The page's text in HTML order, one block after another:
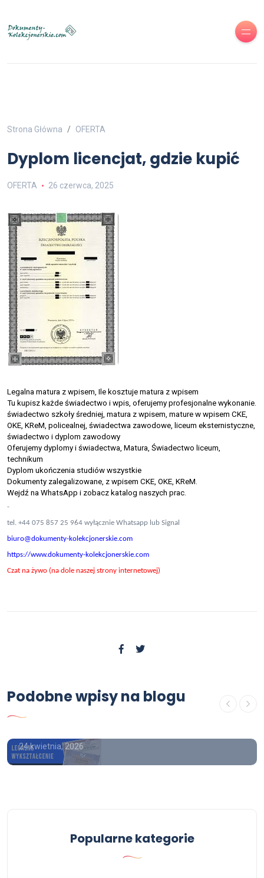
Strona Główna OFERTA
Dyplom licencjat, gdzie kupić
OFERTA 26 czerwca, 2025
Legalna matura z wpisem, Ile kosztuje matura z wpisem
Tu kupisz każde świadectwo i wpis, oferujemy profesjonalne wykonanie.
świadectwo szkoły średniej, matura z wpisem, mature w wpisem CKE,
OKE, KReM, policealnej, świadectwa zawodowe, liceum eksternistyczne,
świadectwo i dyplom zawodowy
Oferujemy dyplomy i świadectwa, Matura, Świadectwo liceum,
technikum
Dyplom ukończenia studiów wszystkie
Dokumenty zalegalizowane, z wpisem CKE, OKE, KReM.
Wejdź na WhatsApp i zobacz katalog naszych prac.
-
tel. +44 075 857 25 964 wyłącznie Whatsapp lub Signal
biuro@dokumenty-kolekcjonerskie.com
https://www.dokumenty-kolekcjonerskie.com
Czat na żywo (na dole naszej strony internetowej)
Podobne wpisy na blogu
Kup dyplom magistra bez
studiowania
24 kwietnia, 2026
Popularne kategorie